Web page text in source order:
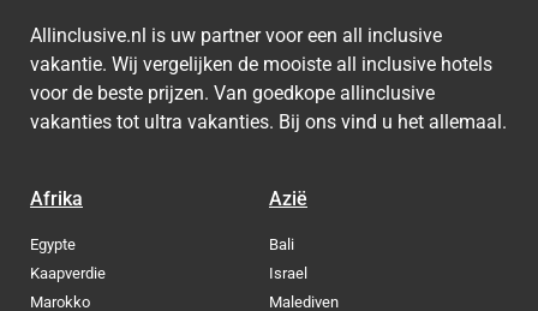
Allinclusive.nl is uw partner voor een all inclusive
vakantie. Wij vergelijken de mooiste all inclusive hotels
voor de beste prijzen. Van goedkope allinclusive
vakanties tot ultra vakanties. Bij ons vind u het allemaal.
Afrika
Egypte
Kaapverdie
Marokko
Azië
Bali
Israel
Malediven